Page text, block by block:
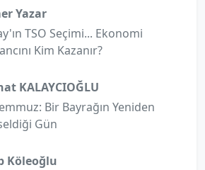
Yazar
TSO Seçimi... Ekonomi
Kim Kazanır?
KALAYCIOĞLU
Bir Bayrağın Yeniden
Gün
Köleoğlu